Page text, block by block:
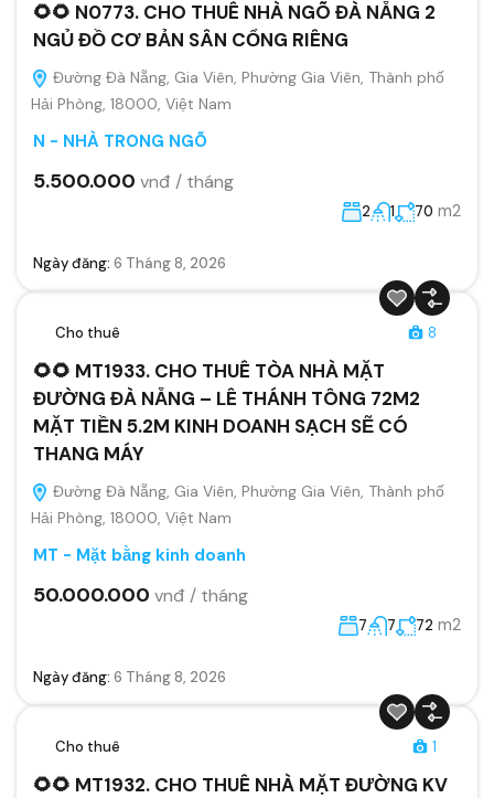
🌻🌻 N0773. CHO THUÊ NHÀ NGÕ ĐÀ NẴNG 2
NGỦ ĐỒ CƠ BẢN SÂN CỔNG RIÊNG
Đường Đà Nẵng, Gia Viên, Phường Gia Viên, Thành phố
Hải Phòng, 18000, Việt Nam
N - NHÀ TRONG NGÕ
5.500.000 vnđ / tháng
2 1 70 m2
Ngày đăng: 6 Tháng 8, 2026
Cho thuê 8
🌻🌻 MT1933. CHO THUÊ TÒA NHÀ MẶT
ĐƯỜNG ĐÀ NẴNG – LÊ THÁNH TÔNG 72M2
MẶT TIỀN 5.2M KINH DOANH SẠCH SẼ CÓ
THANG MÁY
Đường Đà Nẵng, Gia Viên, Phường Gia Viên, Thành phố
Hải Phòng, 18000, Việt Nam
MT - Mặt bằng kinh doanh
50.000.000 vnđ / tháng
7 7 72 m2
Ngày đăng: 6 Tháng 8, 2026
Cho thuê 1
🌻🌻 MT1932. CHO THUÊ NHÀ MẶT ĐƯỜNG KV